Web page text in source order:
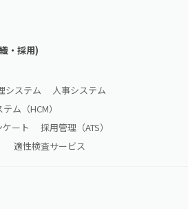
・採用)
システム
人事システム
ム（HCM）
ート
採用管理（ATS）
適性検査サービス